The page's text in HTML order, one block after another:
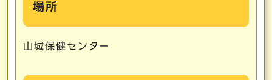
場所
山城保健センター